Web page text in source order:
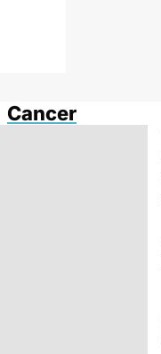
Cancer